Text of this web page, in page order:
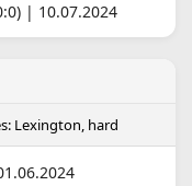
| 10.07.2024
Lexington, hard